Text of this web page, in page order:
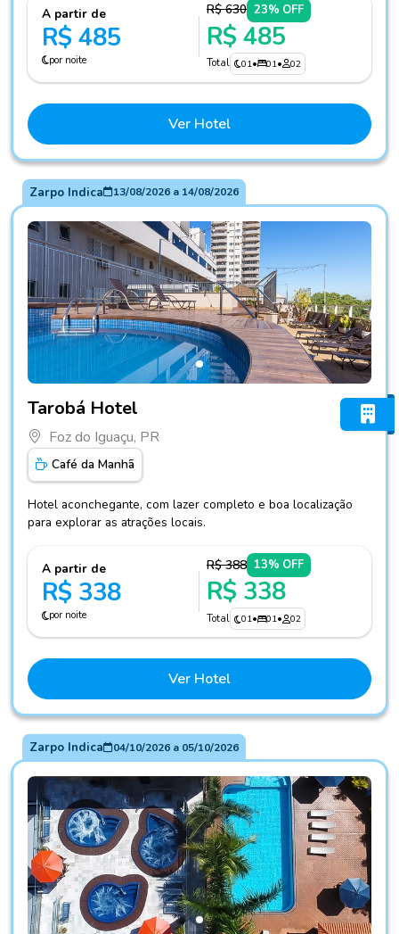
A partir de
R$ 485
por noite
R$ 630 23% OFF
R$ 485
Total 01• 01• 02
Ver Hotel
Zarpo Indica 13/08/2026a 14/08/2026
Tarobá Hotel
Foz do Iguaçu, PR
Café da Manhã
Hotel aconchegante, com lazer completo e boa localização
para explorar as atrações locais.
A partir de
R$ 338
por noite
R$ 388 13% OFF
R$ 338
Total 01• 01• 02
Ver Hotel
Zarpo Indica 04/10/2026a 05/10/2026